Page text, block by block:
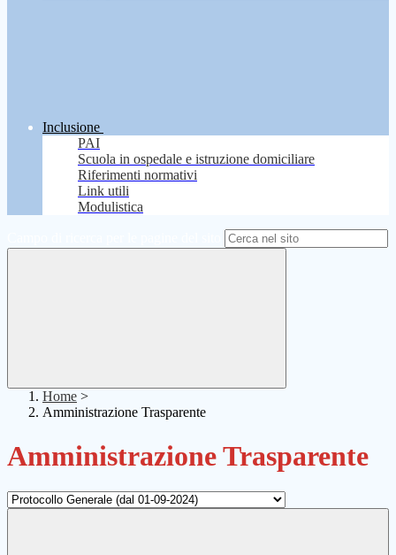
Inclusione
PAI
Scuola in ospedale e istruzione domiciliare
Riferimenti normativi
Link utili
Modulistica
Home >
Amministrazione Trasparente
Amministrazione Trasparente